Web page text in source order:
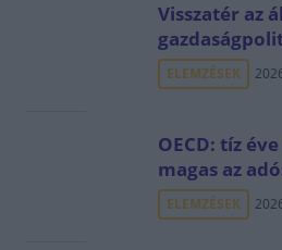
Visszatér az
ELEMZÉSEK
OECD: tíz
magas az
ELEMZÉSEK